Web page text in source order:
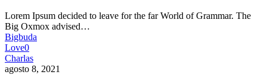
Lorem Ipsum decided to leave for the far World of Grammar. The
Big Oxmox advised…
Bigbuda
Love0
Charlas
agosto 8, 2021